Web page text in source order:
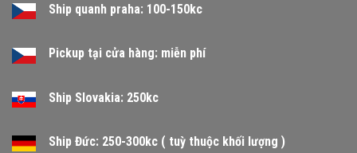
Ship quanh praha: 100-150kc
Pickup tại cửa hàng: miễn phí
Ship Slovakia: 250kc
Ship Đức: 250-300kc ( tuỳ thuộc khối lượng )